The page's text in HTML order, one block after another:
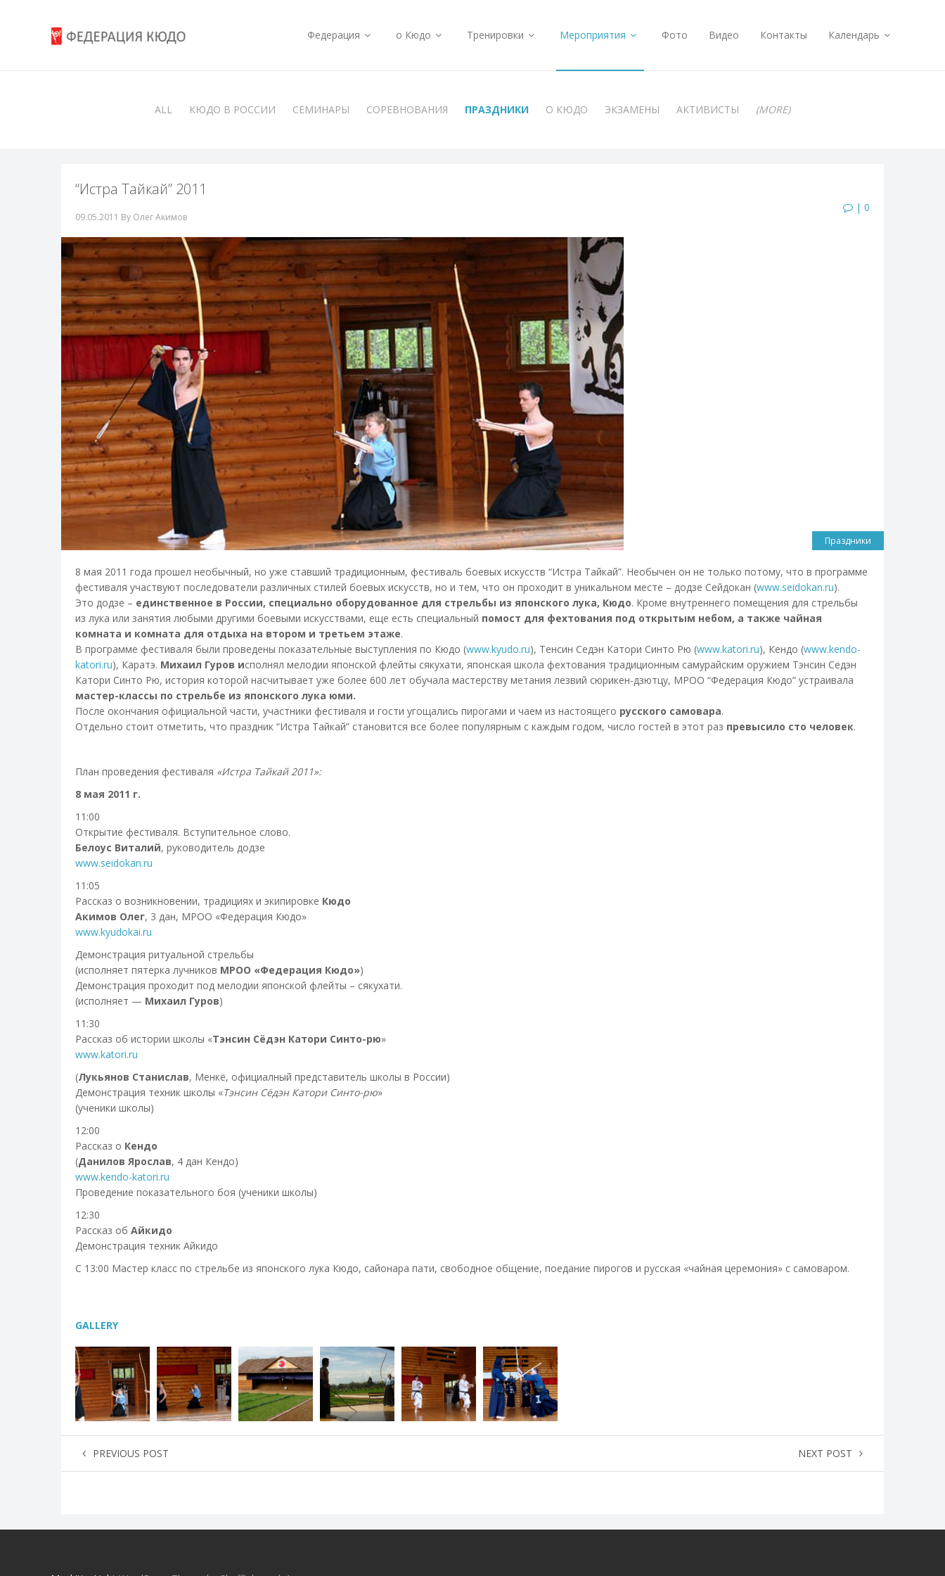
Федерация о Кюдо Тренировки Мероприятия Фото Видео Контакты Календарь
ALL КЮДО В РОССИИ СЕМИНАРЫ СОРЕВНОВАНИЯ ПРАЗДНИКИ О КЮДО ЭКЗАМЕНЫ АКТИВИСТЫ (MORE)
“Истра Тайкай” 2011
09.05.2011 By Олег Акимов
| 0
Праздники
8 мая 2011 года прошел необычный, но уже ставший традиционным, фестиваль боевых искусств “Истра Тайкай”. Необычен он не только потому, что в программе
фестиваля участвуют последователи различных стилей боевых искусств, но и тем, что он проходит в уникальном месте – додзе Сейдокан (www.seidokan.ru).
Это додзе – единственное в России, специально оборудованное для стрельбы из японского лука, Кюдо. Кроме внутреннего помещения для стрельбы
из лука или занятия любыми другими боевыми искусствами, еще есть специальный помост для фехтования под открытым небом, а также чайная
комната и комната для отдыха на втором и третьем этаже.
В программе фестиваля были проведены показательные выступления по Кюдо (www.kyudo.ru), Тенсин Седэн Катори Синто Рю (www.katori.ru), Кендо (www.kendo-
katori.ru), Каратэ. Михаил Гуров исполнял мелодии японской флейты сякухати, японская школа фехтования традиционным самурайским оружием Тэнсин Седэн
Катори Синто Рю, история которой насчитывает уже более 600 лет обучала мастерству метания лезвий сюрикен-дзютцу, МРОО “Федерация Кюдо” устраивала
мастер-классы по стрельбе из японского лука юми.
После окончания официальной части, участники фестиваля и гости угощались пирогами и чаем из настоящего русского самовара.
Отдельно стоит отметить, что праздник “Истра Тайкай” становится все более популярным с каждым годом, число гостей в этот раз превысило сто человек.
План проведения фестиваля «Истра Тайкай 2011»:
8 мая 2011 г.
11:00
Открытие фестиваля. Вступительное слово.
Белоус Виталий, руководитель додзе
www.seidokan.ru
11:05
Рассказ о возникновении, традициях и экипировке Кюдо
Акимов Олег, 3 дан, МРОО «Федерация Кюдо»
www.kyudokai.ru
Демонстрация ритуальной стрельбы
(исполняет пятерка лучников МРОО «Федерация Кюдо»)
Демонстрация проходит под мелодии японской флейты – сякухати.
(исполняет — Михаил Гуров)
11:30
Рассказ об истории школы «Тэнсин Сёдэн Катори Синто-рю»
www.katori.ru
(Лукьянов Станислав, Менкё, официалный представитель школы в России)
Демонстрация техник школы «Тэнсин Сёдэн Катори Синто-рю»
(ученики школы)
12:00
Рассказ о Кендо
(Данилов Ярослав, 4 дан Кендо)
www.kendo-katori.ru
Проведение показательного боя (ученики школы)
12:30
Рассказ об Айкидо
Демонстрация техник Айкидо
С 13:00 Мастер класс по стрельбе из японского лука Кюдо, сайонара пати, свободное общение, поедание пирогов и русская «чайная церемония» с самоваром.
GALLERY
PREVIOUS POST NEXT POST